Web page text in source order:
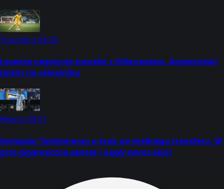
Transfery09:30
Levante negocjuje transfer z Villarrealem. Argentyński
talent na celowniku
Newsy09:21
Gwiazdor Tottenhamu o krok od wielkiego transferu. W
grze gigantyczna pensja i nagły zwrot akcji